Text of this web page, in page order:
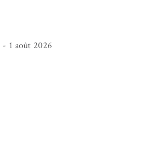
1 août 2026